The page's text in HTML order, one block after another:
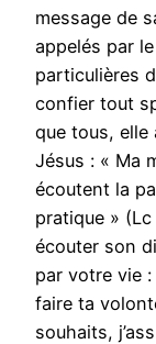
message de
appelés par
particulières
confier tout
que tous, elle
Jésus : « Ma
écoutent la
pratique » (Lc
écouter son
par votre vie
faire ta
souhaits,